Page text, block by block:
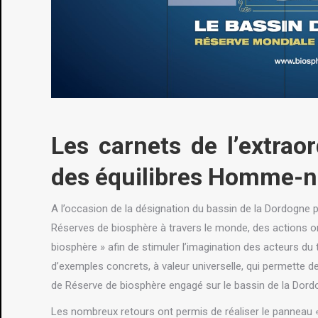
Les carnets de
des équilibres Homme-
A l’occasion de la désignation du bassin de la Dordogne
Réserves de biosphère à travers le monde, des actions
biosphère » afin de stimuler l’imagination des acteurs
d’exemples concrets, à valeur universelle, qui permette
de Réserve de biosphère engagé sur le bassin de la
Les nombreux retours ont permis de réaliser le